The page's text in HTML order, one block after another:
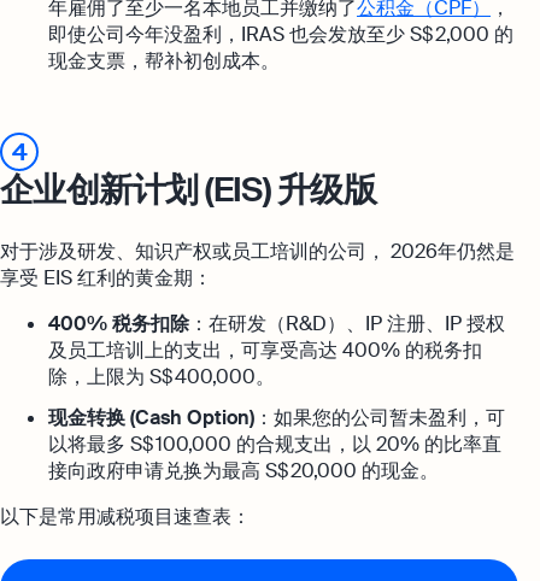
年雇佣了至少一名本地员工并缴纳了公积金（CPF）
，
即使公司今年没盈利，IRAS 也会发放至少 S$ 2,000 的
现金支票，帮补初创成本。
4
企业创新计划 (EIS) 升级版
对于涉及研发、知识产权或员工培训的公司， 2026年仍然是
享受 EIS 红利的黄金期：
400% 税务扣除：在研发（R&D）、IP 注册、IP 授权
及员工培训上的支出，可享受高达 400% 的税务扣
除，上限为 S$ 400,000。
现金转换 (Cash Option) ：如果您的公司暂未盈利，可
以将最多 S$ 100,000 的合规支出，以 20% 的比率直
接向政府申请兑换为最高 S$ 20,000 的现金。
以下是常用减税项目速查表：